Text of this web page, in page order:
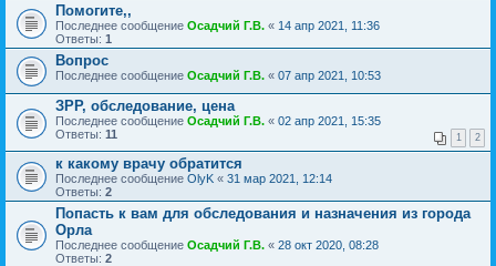
Помогите,,
Последнее сообщение Осадчий Г.В. « 14 апр 2021, 11:36
Ответы: 1
Вопрос
Последнее сообщение Осадчий Г.В. « 07 апр 2021, 10:53
ЗРР, обследование, цена
Последнее сообщение Осадчий Г.В. « 02 апр 2021, 15:35
Ответы: 11 1 2
к какому врачу обратится
Последнее сообщение OlyK « 31 мар 2021, 12:14
Ответы: 2
Попасть к вам для обследования и назначения из города
Орла
Последнее сообщение Осадчий Г.В. « 28 окт 2020, 08:28
Ответы: 2